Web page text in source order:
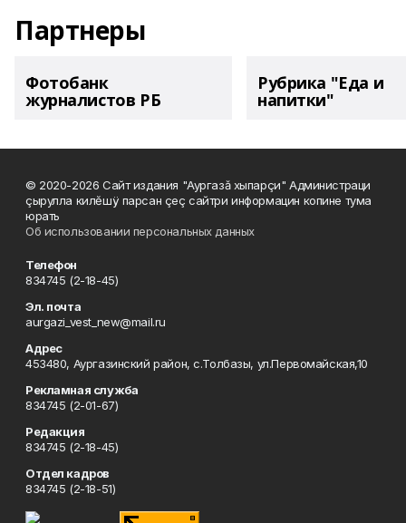
Партнеры
Фотобанк
журналистов РБ
Рубрика "Еда и
напитки"
© 2020-2026 Сайт издания "Аургазă хыпарçи" Администраци
çырулла килĕшÿ парсан çеç сайтри информацин копине тума
юрать
Об использовании персональных данных
Телефон
834745 (2-18-45)
Эл. почта
aurgazi_vest_new@mail.ru
Адрес
453480, Аургазинский район, с.Толбазы, ул.Первомайская,10
Рекламная служба
834745 (2-01-67)
Редакция
834745 (2-18-45)
Отдел кадров
834745 (2-18-51)